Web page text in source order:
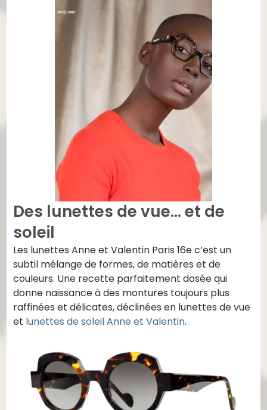
Des lunettes de vue… et de
soleil
Les lunettes Anne et Valentin Paris 16e c’est un
subtil mélange de formes, de matières et de
couleurs. Une recette parfaitement dosée qui
donne naissance à des montures toujours plus
raffinées et délicates, déclinées en lunettes de vue
et lunettes de soleil Anne et Valentin.